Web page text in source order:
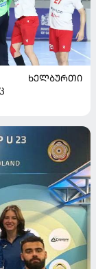
ᲮᲔᲚᲑᲣᲠᲗᲘ